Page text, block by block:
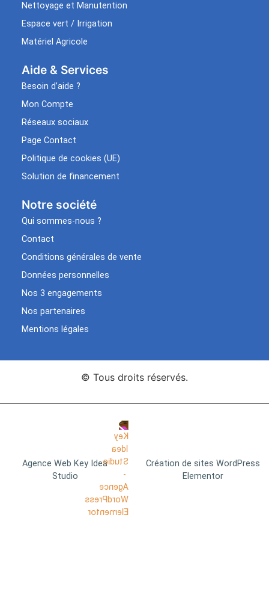
Nettoyage et Manutention
Espace vert / Irrigation
Matériel Agricole
Aide & Services​
Besoin d’aide ?
Mon Compte
Réseaux sociaux
Page Contact
Politique de cookies (UE)
Solution de financement
Notre société
Qui sommes-nous ?
Contact
Conditions générales de vente
Données personnelles
Nos 3 engagements
Nos partenaires
Mentions légales
© Tous droits réservés.
Agence Web Key Idea
Studio
Création de sites WordPress
Elementor